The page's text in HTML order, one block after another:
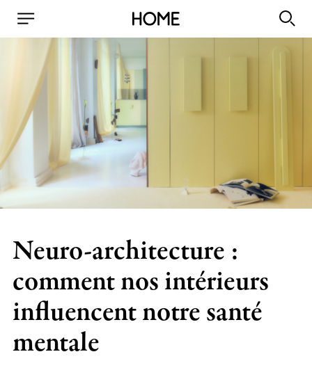
Neuro-architecture :
comment nos intérieurs
influencent notre santé
mentale